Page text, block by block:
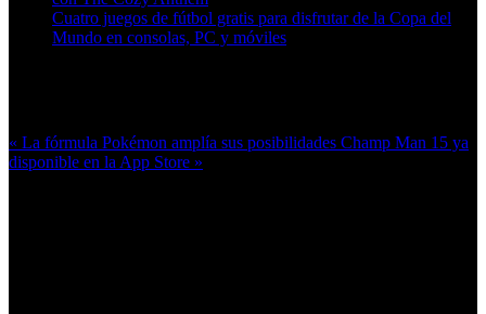
Cuatro juegos de fútbol gratis para disfrutar de la Copa del
Mundo en consolas, PC y móviles
« La fórmula Pokémon amplía sus posibilidades Champ Man 15 ya
disponible en la App Store »